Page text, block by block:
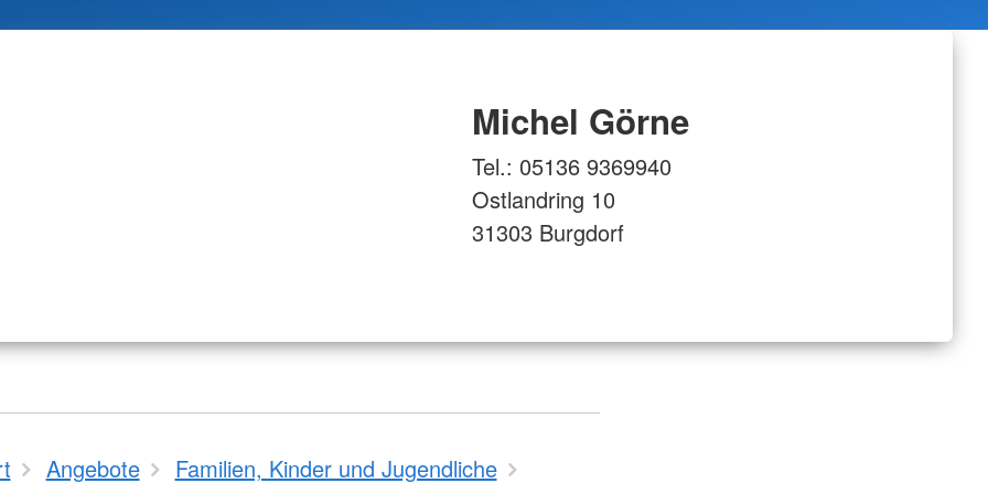
Michel Görne
Tel.: 05136 9369940
Ostlandring 10
31303 Burgdorf
Angebote
Familien, Kinder und Jugendliche